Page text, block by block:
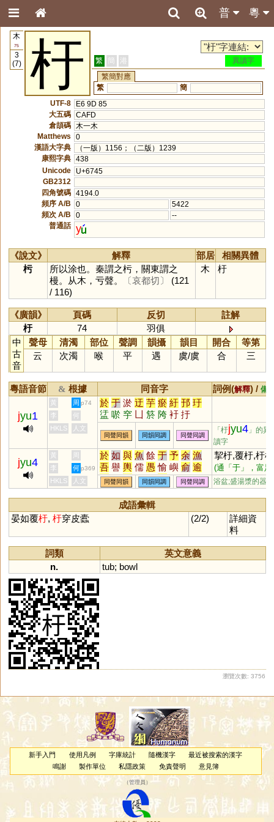
粵
普
木
75
3
(7)
杅 繁 簡 港
異讀字
繁簡對應
繁
簡
UTF-8
E6 9D 85
大五碼 CAFD
倉頡碼
木一木
Matthews
0
漢語大字典
（一版）1156；（二版）1239
康熙字典 438
Unicode
U+6745
GB2312
四角號碼 4194.0
頻序 A/B
0
5422
頻次 A/B
0
--
普通話 y
《說文》 解釋 部居
相關異體
杇
所以涂也。秦謂之杇，關東謂之
槾。从木，亏聲。
〔哀都切〕
(121
/ 116)
木 杅
《廣韻》 頁碼 反切
註解
杅
74
羽俱
中
古
音
聲母 清濁 部位 聲調 韻攝 韻目 開合
等第
云
次濁 喉 平 遇 虞/虞 合 三
粵語音節 & 根據 同音字 詞例(解釋) / 備
jyu1
黃 周 p74 於 于 淤 迂 芋 瘀 紆 邘 玗
盓 唹 穻 凵 箊 陓 衧 扜
李
何
HKLS
人文
同聲同韻 同韻同調 同聲同調
「杅jyu4 」的異
讀字
jyu4
黃 周 於 如 與 魚 餘 于 予 余 漁
吾 譽 輿 儒 愚 愉 嶼 俞 逾
迂 娛 禺 榆 蠕 虞 渝 隅 圩
瑜 茹 庾 孺 嵎 盂 銣 揄 諛
腴 竽 歟 濡 喁 畬 臾 嚅 覦
璵 臑 艅 崳 旟 繻 邘 歈 毹
踰
妤 褕 帤 挐 舁 湡 袽 隃 牏
睮 羭 蕍 蕠 嬬 鴽 謣 鰅 轝
醹 鸆 齵 鸒 擩 堣 楰 腢 媮
与 澞 侞 堬 雓 燸 歶 蒘 硢
挈杅,覆杅,杅杅
(通「于」，富足
貌)
李 何 p369
HKLS 人文 同聲同韻 同韻同調 同聲同調 浴盆;盛湯漿的器皿
成語彙輯
晏如覆杅, 杅穿皮蠹 (2/2)
詳細資
料
詞類
英文意義
n.
tub; bowl
瀏覽次數: 3756
新手入門 使用凡例 字庫統計 隨機漢字
最近被搜索的漢字
鳴謝
製作單位 私隱政策 免責聲明 意見簿
（管理員 ）